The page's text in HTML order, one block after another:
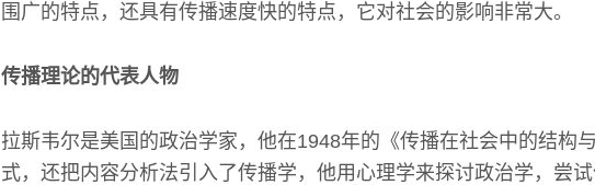
围广的特点，还具有传播速度快的特点，它对社会的影响非常大。
传播理论的代表人物
拉斯韦尔是美国的政治学家，他在1948年的《传播在社会中的结构
式，还把内容分析法引入了传播学，他用心理学来探讨政治学，尝